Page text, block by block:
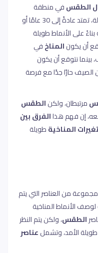
الطقسفي منطقة
معينة على مدى فترة طويلة، تمتد عادةً إلى 30 عامًا أو
على الأنماط طويلة
أن يكونالمناخفي
بينما نتوقع أن يكون
حارًا جدًا مع فرصة
مرتبطان، ولكنالطقس
إن فهم هذاالفرق بين
المناخيةطويلة
من العناصر التي يتم
الأنماط المناخية
الطقس، ولكن يتم النظر
الأمد،وتشملعناصر